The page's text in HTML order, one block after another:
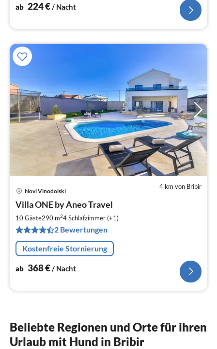
ab 224€/ Nacht
4 km von Bribir
Novi Vinodolski
Villa ONE by Aneo Travel
10 Gäste290 m24Schlafzimmer (+1)
2 Bewertungen
Kostenfreie Stornierung
ab 368€ / Nacht
Beliebte Regionen und Orte für ihren
Urlaub mit Hund in Bribir